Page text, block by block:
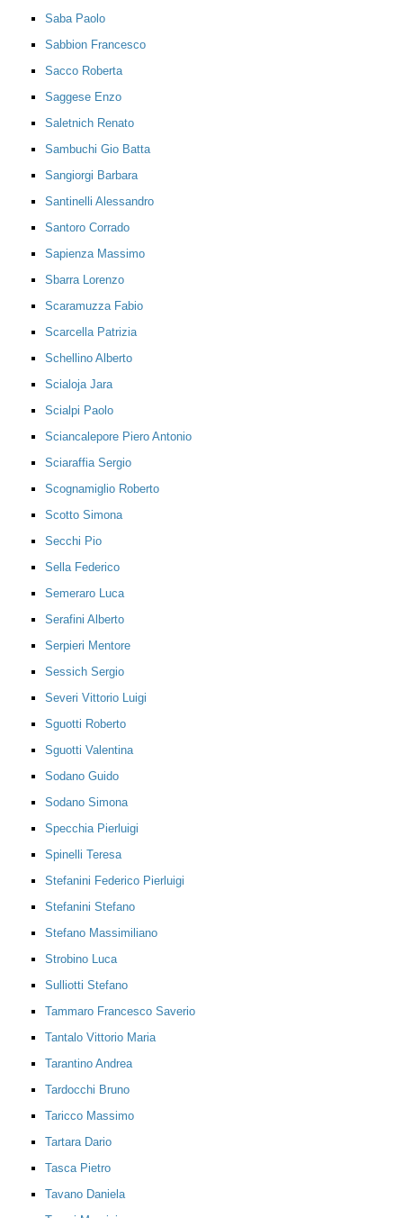
Saba Paolo
Sabbion Francesco
Sacco Roberta
Saggese Enzo
Saletnich Renato
Sambuchi Gio Batta
Sangiorgi Barbara
Santinelli Alessandro
Santoro Corrado
Sapienza Massimo
Sbarra Lorenzo
Scaramuzza Fabio
Scarcella Patrizia
Schellino Alberto
Scialoja Jara
Scialpi Paolo
Sciancalepore Piero Antonio
Sciaraffia Sergio
Scognamiglio Roberto
Scotto Simona
Secchi Pio
Sella Federico
Semeraro Luca
Serafini Alberto
Serpieri Mentore
Sessich Sergio
Severi Vittorio Luigi
Sguotti Roberto
Sguotti Valentina
Sodano Guido
Sodano Simona
Specchia Pierluigi
Spinelli Teresa
Stefanini Federico Pierluigi
Stefanini Stefano
Stefano Massimiliano
Strobino Luca
Sulliotti Stefano
Tammaro Francesco Saverio
Tantalo Vittorio Maria
Tarantino Andrea
Tardocchi Bruno
Taricco Massimo
Tartara Dario
Tasca Pietro
Tavano Daniela